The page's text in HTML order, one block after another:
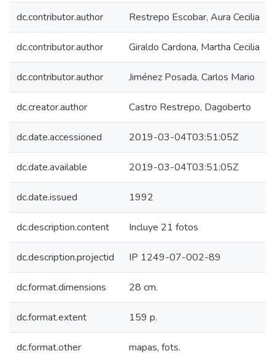
dc.contributor.author Restrepo Escobar, Aura Cecilia
dc.contributor.author Giraldo Cardona, Martha Cecilia
dc.contributor.author Jiménez Posada, Carlos Mario
dc.creator.author Castro Restrepo, Dagoberto
dc.date.accessioned 2019-03-04T03:51:05Z
dc.date.available 2019-03-04T03:51:05Z
dc.date.issued 1992
dc.description.content Incluye 21 fotos
dc.description.projectid IP 1249-07-002-89
dc.format.dimensions 28 cm.
dc.format.extent 159 p.
dc.format.other mapas, fots.